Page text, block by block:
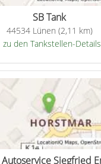
SB Tank
44534 Lünen (2,11 km)
den Tankstellen-
Autoservice Siegfried